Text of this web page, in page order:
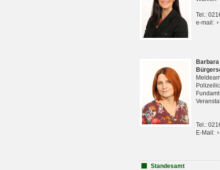
Tel.:
e-mail:
Tel.:
E-Mail:
Standesamt